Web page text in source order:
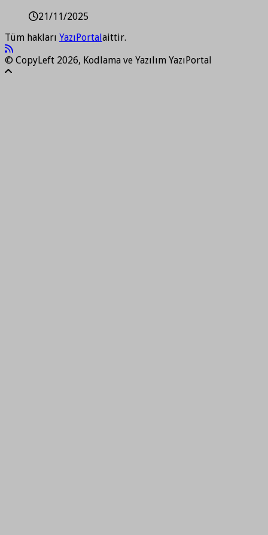
21/11/2025
Tüm hakları YazıPortal aittir.
© CopyLeft 2026, Kodlama ve Yazılım YazıPortal